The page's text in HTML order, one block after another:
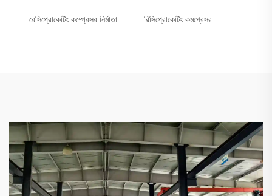
রেসিপ্রোকেটিং কম্প্রেসর নির্মাতা রিসিপ্রোকেটিং কমপ্রেসর